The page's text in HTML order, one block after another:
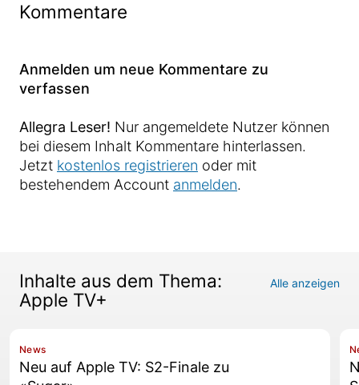
Kommentare
Anmelden um neue Kommentare zu
verfassen
Allegra Leser! Nur angemeldete Nutzer können
bei diesem Inhalt Kommentare hinterlassen.
Jetzt kostenlos registrieren oder mit
bestehendem Account anmelden.
Inhalte aus dem Thema:
Apple TV+
Alle anzeigen
News
Neu auf Apple TV: S2-Finale zu